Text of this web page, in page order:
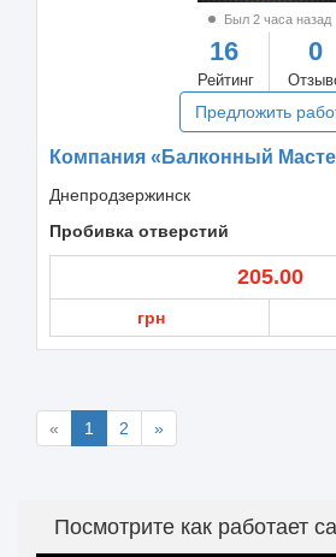
Был 2 часа назад
16
Рейтинг
0
Предложить
Компания «Балконный
Днепродзержинск
Пробивка отверстий
205.00
грн
« 1 2 »
Посмотрите как работает